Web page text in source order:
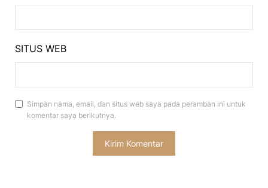
SITUS WEB
Simpan nama, email, dan situs web saya pada peramban ini untuk
komentar saya berikutnya.